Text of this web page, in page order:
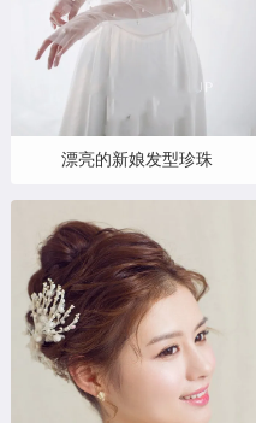
漂亮的新娘发型珍珠